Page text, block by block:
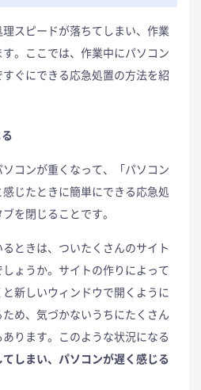
スピードが落ちてしまい、作業
。ここでは、作業中にパソコン
ぐにできる応急処置の方法を紹
コンが重くなって、「パソコン
じたときに簡単にできる応急処
を閉じることです。
ときは、ついたくさんのサイト
ょうか。サイトの作りによって
新しいウィンドウで開くように
め、気づかないうちにたくさん
ります。このような状況になる
しまい、パソコンが遅く感じる